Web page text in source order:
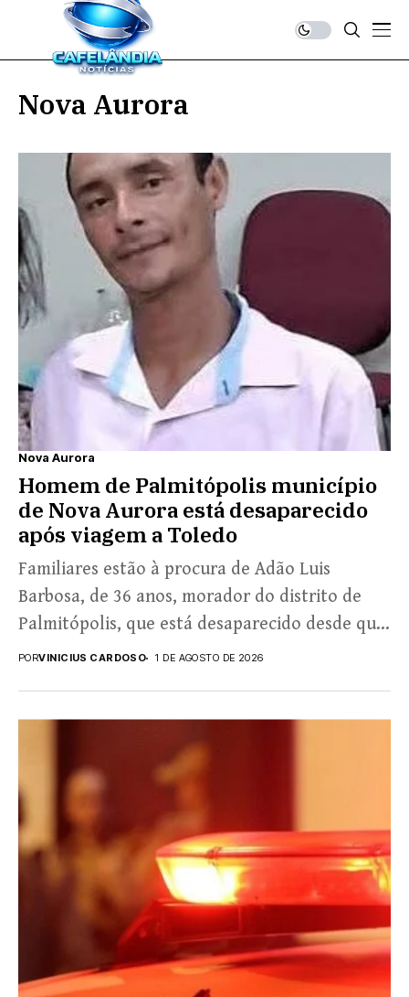
Nova Aurora
Nova Aurora
Homem de Palmitópolis município
de Nova Aurora está desaparecido
após viagem a Toledo
Familiares estão à procura de Adão Luis
Barbosa, de 36 anos, morador do distrito de
Palmitópolis, que está desaparecido desde que
esteve no...
PORVINICIUS CARDOSO 1 DE AGOSTO DE 2026